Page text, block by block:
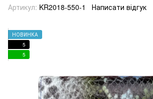
Артикул: KR2018-550-1 Написати відгук
НОВИНКА
5
5